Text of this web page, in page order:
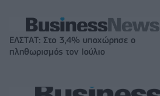
ΕΛΣΤΑΤ: Στο 3,4% υποχώρησε ο
πληθωρισμός τον Ιούλιο